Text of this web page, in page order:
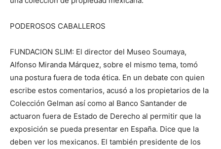
PODEROSOS CABALLEROS
FUNDACION SLIM: El director del Museo Soumaya,
Alfonso Miranda Márquez, sobre el mismo tema, tomó
una postura fuera de toda ética. En un debate con quien
escribe estos comentarios, acusó a los propietarios de la
Colección Gelman así como al Banco Santander de
actuaron fuera de Estado de Derecho al permitir que la
exposición se pueda presentar en España. Dice que la
deben ver los mexicanos. El también presidente de los